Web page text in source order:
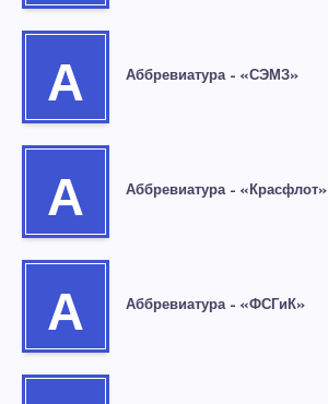
А Аббревиатура – «СЭМЗ»
А Аббревиатура – «Красфлот»
А Аббревиатура – «ФСГиК»